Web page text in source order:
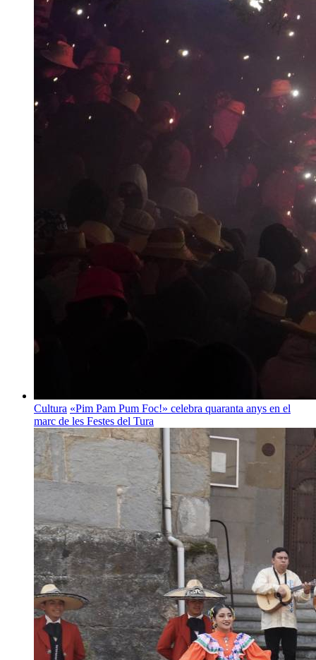
Cultura «Pim Pam Pum Foc!» celebra quaranta anys en el
marc de les Festes del Tura